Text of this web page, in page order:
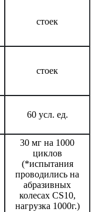
стоек
стоек
60 усл. ед.
30 мг на 1000
циклов
(*испытания
проводились на
абразивных
колесах CS10,
нагрузка 1000г.)